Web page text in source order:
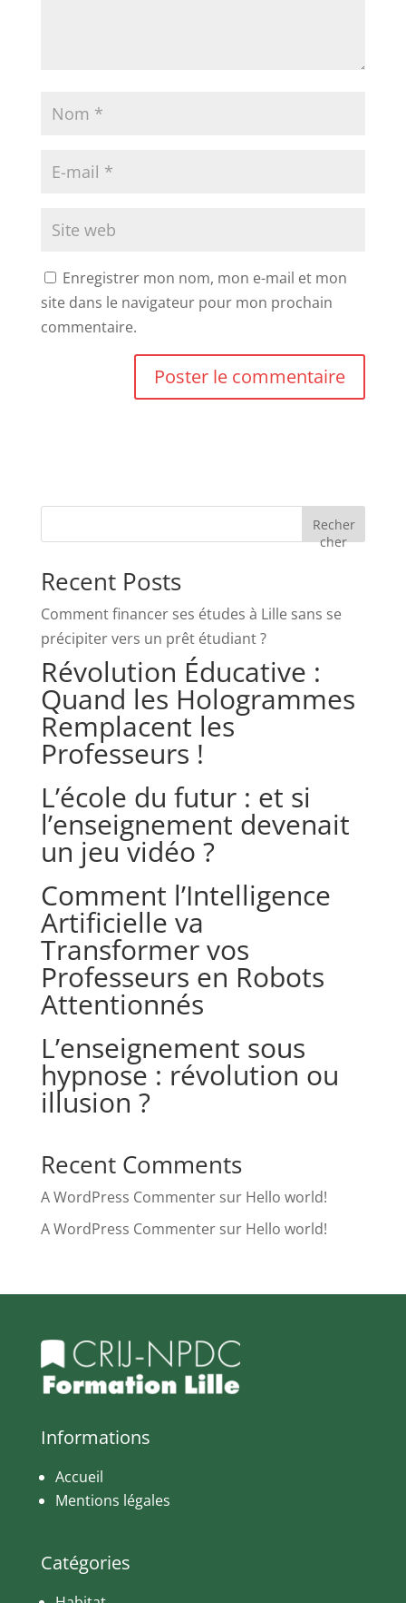
Enregistrer mon nom, mon e-mail et mon
site dans le navigateur pour mon prochain
commentaire.
Recher
cher
Recent Posts
Comment financer ses études à Lille sans se
précipiter vers un prêt étudiant ?
Révolution Éducative :
Quand les Hologrammes
Remplacent les
Professeurs !
L’école du futur : et si
l’enseignement devenait
un jeu vidéo ?
Comment l’Intelligence
Artificielle va
Transformer vos
Professeurs en Robots
Attentionnés
L’enseignement sous
hypnose : révolution ou
illusion ?
Recent Comments
A WordPress Commentersur Hello world!
A WordPress Commentersur Hello world!
Informations
Accueil
Mentions légales
Catégories